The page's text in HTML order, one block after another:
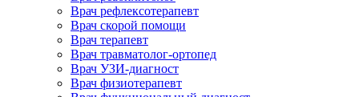
Врач рефлексотерапевт
Врач скорой помощи
Врач терапевт
Врач травматолог-ортопед
Врач УЗИ-диагност
Врач физиотерапевт